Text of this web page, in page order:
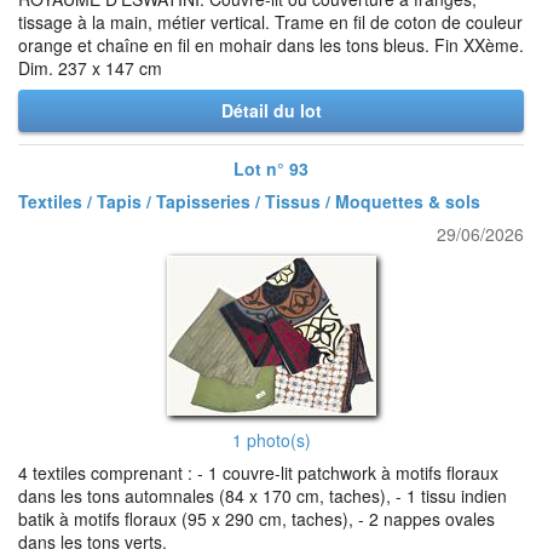
tissage à la main, métier vertical. Trame en fil de coton de couleur
orange et chaîne en fil en mohair dans les tons bleus. Fin XXème.
Dim. 237 x 147 cm
Détail du lot
Lot n° 93
Textiles / Tapis / Tapisseries / Tissus / Moquettes & sols
29/06/2026
1 photo(s)
4 textiles comprenant : - 1 couvre-lit patchwork à motifs floraux
dans les tons automnales (84 x 170 cm, taches), - 1 tissu indien
batik à motifs floraux (95 x 290 cm, taches), - 2 nappes ovales
dans les tons verts.